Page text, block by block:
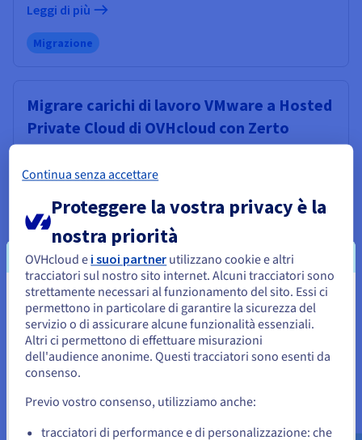
Leggi di più
Migrazione
Migrare carichi di lavoro VMware a Hosted
Private Cloud di OVHcloud con Zerto
premise verso Hosted Private Cloud (HPC) di
OVHcloud
Zerto Virtual Replication
Leggi di più
Migrare al Cloud: infrastruttura VMware
con Zerto in ambiente SecNumCloud
Scopri come migrare i carichi di lavoro VMware on
SecNumCloud di OVHcloudutilizzandoZerto Virtual
Replication .
Sembra che la tua localizzazione sia
Stati Uniti
Per effettuare un ordine da Stati Uniti, è necessario accedere al
sito web del Paese e creare un account.
Vai al sito Stati Uniti
us.ovhcloud.com/
Inglese USD - $
Continua senza accettare
Proteggere la vostra privacy è la
nostra priorità
OVHcloud e i suoi partner utilizzano cookie e altri
tracciatori sul nostro sito internet. Alcuni tracciatori sono
strettamente necessari al funzionamento del sito. Essi ci
permettono in particolare di garantire la sicurezza del
servizio o di assicurare alcune funzionalità essenziali.
Altri ci permettono di effettuare misurazioni
dell'audience anonime. Questi tracciatori sono esenti da
consenso.
Previo vostro consenso, utilizziamo anche:
tracciatori di performance e di personalizzazione: che